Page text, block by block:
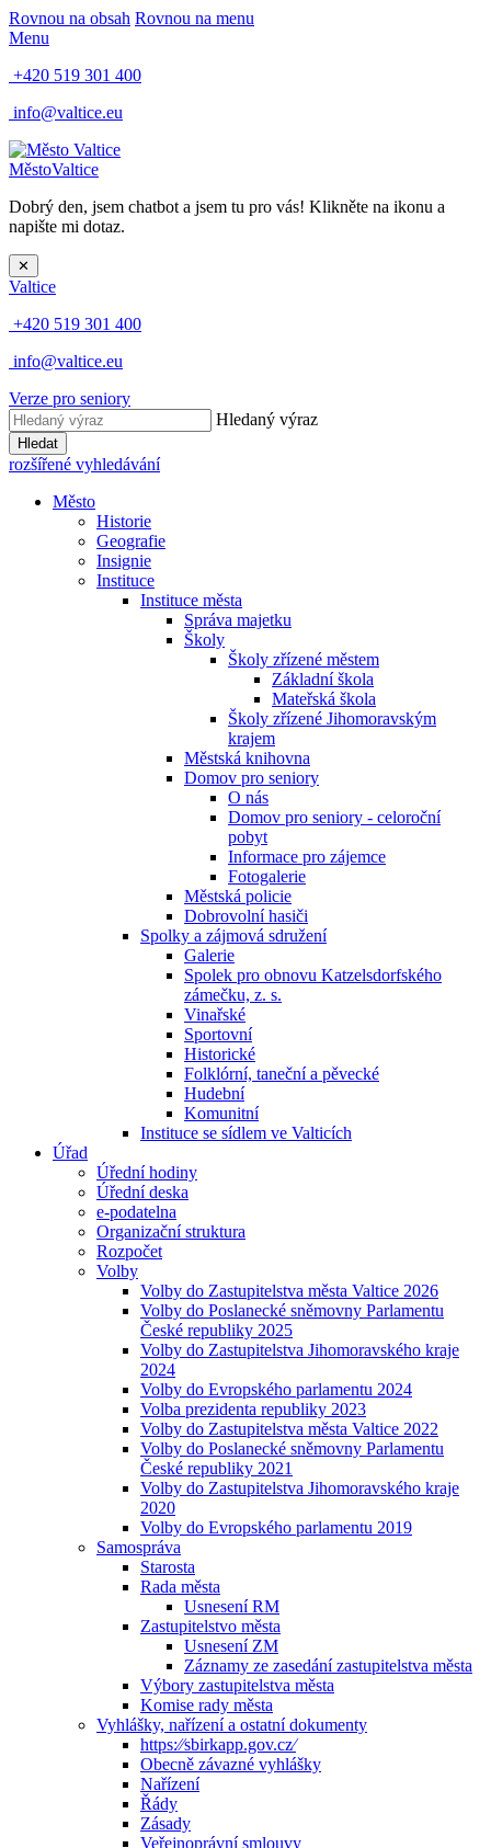
Rovnou na obsah Rovnou na menu
Menu
+420 519 301 400
info@valtice.eu
MěstoValtice
Dobrý den, jsem chatbot a jsem tu pro vás! Klikněte na ikonu a
napište mi dotaz.
✕
Valtice
+420 519 301 400
info@valtice.eu
Verze pro seniory
Hledaný výraz
Hledat
rozšířené vyhledávání
Město
Historie
Geografie
Insignie
Instituce
Instituce města
Správa majetku
Školy
Školy zřízené městem
Základní škola
Mateřská škola
Školy zřízené Jihomoravským
krajem
Městská knihovna
Domov pro seniory
O nás
Domov pro seniory - celoroční
pobyt
Informace pro zájemce
Fotogalerie
Městská policie
Dobrovolní hasiči
Spolky a zájmová sdružení
Galerie
Spolek pro obnovu Katzelsdorfského
zámečku, z. s.
Vinařské
Sportovní
Historické
Folklórní, taneční a pěvecké
Hudební
Komunitní
Instituce se sídlem ve Valticích
Úřad
Úřední hodiny
Úřední deska
e-podatelna
Organizační struktura
Rozpočet
Volby
Volby do Zastupitelstva města Valtice 2026
Volby do Poslanecké sněmovny Parlamentu
České republiky 2025
Volby do Zastupitelstva Jihomoravského kraje
2024
Volby do Evropského parlamentu 2024
Volba prezidenta republiky 2023
Volby do Zastupitelstva města Valtice 2022
Volby do Poslanecké sněmovny Parlamentu
České republiky 2021
Volby do Zastupitelstva Jihomoravského kraje
2020
Volby do Evropského parlamentu 2019
Samospráva
Starosta
Rada města
Usnesení RM
Zastupitelstvo města
Usnesení ZM
Záznamy ze zasedání zastupitelstva města
Výbory zastupitelstva města
Komise rady města
Vyhlášky, nařízení a ostatní dokumenty
https:⁄⁄sbirkapp.gov.cz⁄
Obecně závazné vyhlášky
Nařízení
Řády
Zásady
Veřejnoprávní smlouvy